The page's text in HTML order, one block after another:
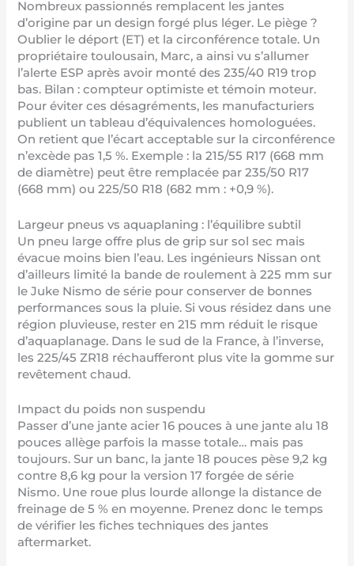
Nombreux passionnés remplacent les jantes
d’origine par un design forgé plus léger. Le piège ?
Oublier le déport (ET) et la circonférence totale. Un
propriétaire toulousain, Marc, a ainsi vu s’allumer
l’alerte ESP après avoir monté des 235/40 R19 trop
bas. Bilan : compteur optimiste et témoin moteur.
Pour éviter ces désagréments, les manufacturiers
publient un tableau d’équivalences homologuées.
On retient que l’écart acceptable sur la circonférence
n’excède pas 1,5 %. Exemple : la 215/55 R17 (668 mm
de diamètre) peut être remplacée par 235/50 R17
(668 mm) ou 225/50 R18 (682 mm : +0,9 %).
Largeur pneus vs aquaplaning : l’équilibre subtil
Un pneu large offre plus de grip sur sol sec mais
évacue moins bien l’eau. Les ingénieurs Nissan ont
d’ailleurs limité la bande de roulement à 225 mm sur
le Juke Nismo de série pour conserver de bonnes
performances sous la pluie. Si vous résidez dans une
région pluvieuse, rester en 215 mm réduit le risque
d’aquaplanage. Dans le sud de la France, à l’inverse,
les 225/45 ZR18 réchaufferont plus vite la gomme sur
revêtement chaud.
Impact du poids non suspendu
Passer d’une jante acier 16 pouces à une jante alu 18
pouces allège parfois la masse totale… mais pas
toujours. Sur un banc, la jante 18 pouces pèse 9,2 kg
contre 8,6 kg pour la version 17 forgée de série
Nismo. Une roue plus lourde allonge la distance de
freinage de 5 % en moyenne. Prenez donc le temps
de vérifier les fiches techniques des jantes
aftermarket.